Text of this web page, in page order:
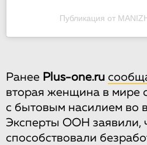
Публикация от
Ранее Рlus-one.ru
вторая женщина в мире
с бытовым насилием во
Эксперты ООН заявили,
способствовали